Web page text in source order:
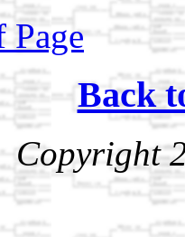
Page
Back
Copyright